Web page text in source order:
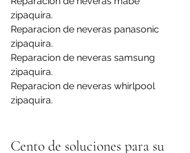
zipaquira.
Reparacion de neveras panasonic
zipaquira.
Reparacion de neveras samsung
zipaquira.
Reparacion de neveras whirlpool
zipaquira.
Cento de soluciones para su